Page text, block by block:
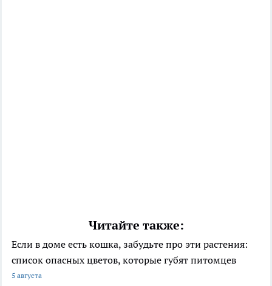
Читайте также:
Если в доме есть кошка, забудьте про эти растения:
список опасных цветов, которые губят питомцев
5 августа